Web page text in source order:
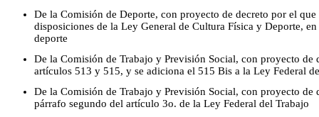
De la Comisión de Deporte, con proyecto de decreto por el
disposiciones de la Ley General de Cultura Física y Deporte,
deporte
De la Comisión de Trabajo y Previsión Social, con proyecto de
artículos 513 y 515, y se adiciona el 515 Bis a la Ley Federal
De la Comisión de Trabajo y Previsión Social, con proyecto de
párrafo segundo del artículo 3o. de la Ley Federal del Trabajo